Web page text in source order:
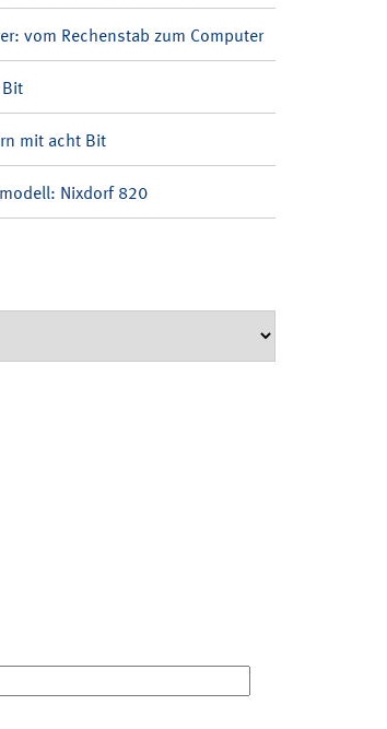
vom Rechenstab zum Computer
mit acht Bit
Nixdorf 820